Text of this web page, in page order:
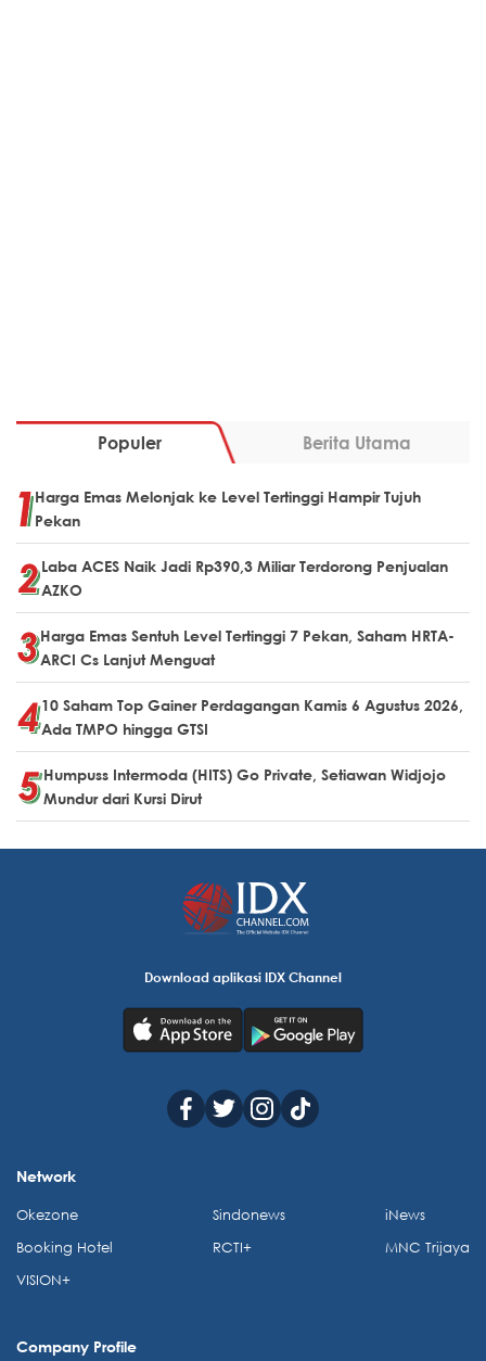
Populer Berita Utama
Harga Emas Melonjak ke Level Tertinggi Hampir Tujuh
Pekan
Laba ACES Naik Jadi Rp390,3 Miliar Terdorong Penjualan
AZKO
Harga Emas Sentuh Level Tertinggi 7 Pekan, Saham HRTA-
ARCI Cs Lanjut Menguat
10 Saham Top Gainer Perdagangan Kamis 6 Agustus 2026,
Ada TMPO hingga GTSI
Humpuss Intermoda (HITS) Go Private, Setiawan Widjojo
Mundur dari Kursi Dirut
Download aplikasi IDX Channel
Network
Okezone
Booking Hotel
VISION+
Sindonews
RCTI+
iNews
MNC Trijaya
Company Profile